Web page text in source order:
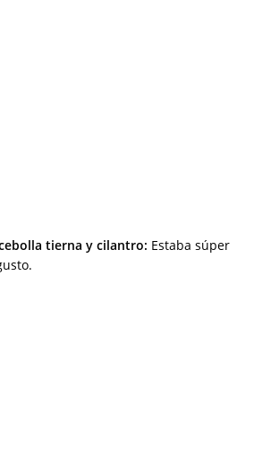
tierna y cilantro: Estaba súper